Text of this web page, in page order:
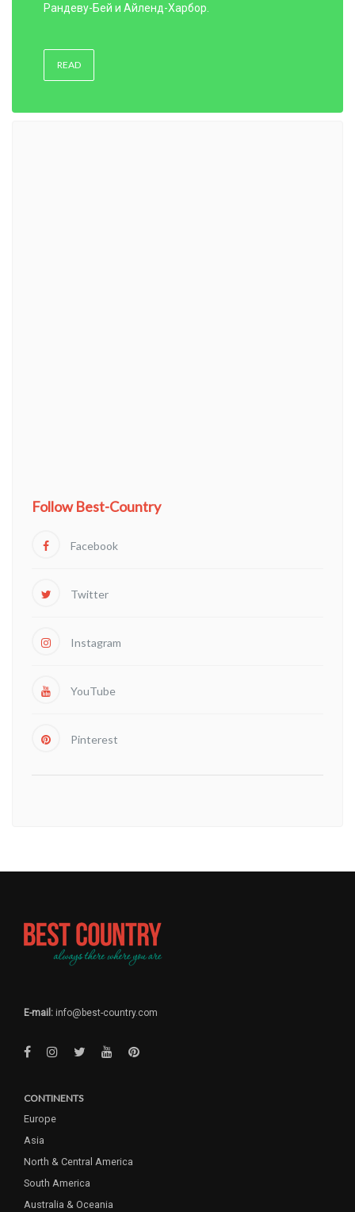
Рандеву-Бей и Айленд-Харбор.
READ
Follow Best-Country
Facebook
Twitter
Instagram
YouTube
Pinterest
E-mail: info@best-country.com
CONTINENTS
Europe
Asia
North & Central America
South America
Australia & Oceania